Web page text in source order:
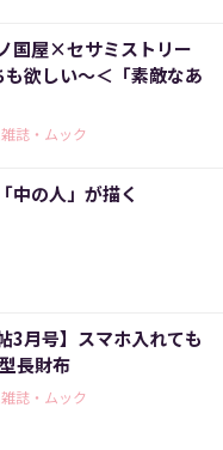
国屋×セサミストリー
欲しい～＜「素敵なあ
誌・ムック
中の人」が描く
3月号】スマホ入れても
長財布
誌・ムック